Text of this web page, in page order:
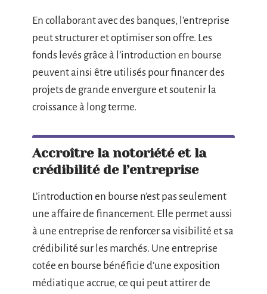
En collaborant avec des banques, l’entreprise
peut structurer et optimiser son offre. Les
fonds levés grâce à l’introduction en bourse
peuvent ainsi être utilisés pour financer des
projets de grande envergure et soutenir la
croissance à long terme.
Accroître la notoriété et la
crédibilité de l’entreprise
L’introduction en bourse n’est pas seulement
une affaire de financement. Elle permet aussi
à une entreprise de renforcer sa visibilité et sa
crédibilité sur les marchés. Une entreprise
cotée en bourse bénéficie d’une exposition
médiatique accrue, ce qui peut attirer de